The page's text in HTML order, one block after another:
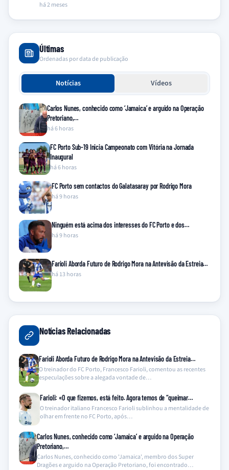
há 2 meses
Últimas
Ordenadas por data de publicação
Notícias Vídeos
Carlos Nunes, conhecido como ‘Jamaica’ e arguido na Operação
Pretoriano,…
há 6 horas
FC Porto Sub-19 Inicia Campeonato com Vitória na Jornada
Inaugural
há 6 horas
FC Porto sem contactos do Galatasaray por Rodrigo Mora
há 9 horas
Ninguém está acima dos interesses do FC Porto e dos…
há 9 horas
Farioli Aborda Futuro de Rodrigo Mora na Antevisão da Estreia…
há 13 horas
Notícias Relacionadas
Farioli Aborda Futuro de Rodrigo Mora na Antevisão da Estreia…
O treinador do FC Porto, Francesco Farioli, comentou as recentes
especulações sobre a alegada vontade de…
Farioli: «O que fizemos, está feito. Agora temos de “queimar…
O treinador italiano Francesco Farioli sublinhou a mentalidade de
olhar em frente no FC Porto, após…
Carlos Nunes, conhecido como ‘Jamaica’ e arguido na Operação
Pretoriano,…
Carlos Nunes, conhecido como 'Jamaica', membro dos Super
Dragões e arguido na Operação Pretoriano, foi encontrado…